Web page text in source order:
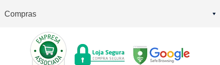
Compras